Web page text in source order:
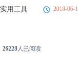
实用工具 2018-06-
26228人已阅读